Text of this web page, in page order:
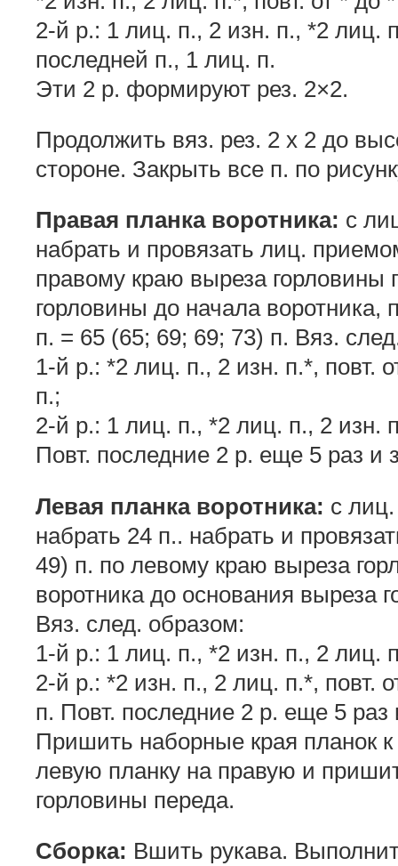
2-й р.: 1 лиц. п., 2 изн. п., *2 лиц.
последней п., 1 лиц. п.
Эти 2 р. формируют рез. 2×2.
Продолжить вяз. рез. 2 х 2 до
стороне. Закрыть все п. по
Правая планка воротника: с
набрать и провязать лиц.
правому краю выреза
горловины до начала воротника,
п. = 65 (65; 69; 69; 73) п. Вяз.
1-й р.: *2 лиц. п., 2 изн. п.*, повт.
п.;
2-й р.: 1 лиц. п., *2 лиц. п., 2 изн.
Повт. последние 2 р. еще 5 раз и
Левая планка воротника: с
набрать 24 п.. набрать и
49) п. по левому краю выреза
воротника до основания выреза
Вяз. след. образом:
1-й р.: 1 лиц. п., *2 изн. п., 2 лиц.
2-й р.: *2 изн. п., 2 лиц. п.*, повт.
п. Повт. последние 2 р. еще 5 раз
Пришить наборные края планок
левую планку на правую и
горловины переда.
Сборка: Вшить рукава.